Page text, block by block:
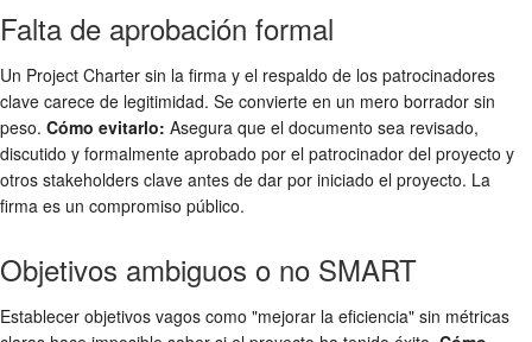
Falta de aprobación formal
Un Project Charter sin la firma y el respaldo de los patrocinadores
clave carece de legitimidad. Se convierte en un mero borrador sin
peso. Cómo evitarlo: Asegura que el documento sea revisado,
discutido y formalmente aprobado por el patrocinador del proyecto y
otros stakeholders clave antes de dar por iniciado el proyecto. La
firma es un compromiso público.
Objetivos ambiguos o no SMART
Establecer objetivos vagos como "mejorar la eficiencia" sin métricas